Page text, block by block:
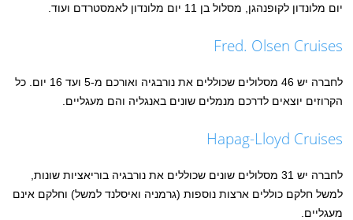
יום מלונדון לקופנהגן, מסלול בן 11 יום מלונדון לאמסטרדם ועוד.
Fred. Olsen Cruises
לחברה יש 46 מסלולים שכוללים את נורבגיה ואורכם מ-5 ועד 16 יום. כל
הקרוזים יוצאים לדרכם מנמלים שונים באנגליה והם מעגליים.
Hapag-Lloyd Cruises
לחברה יש 31 מסלולים שונים שכוללים את נורבגיה בוריאציות שונות,
למשל חלקם כוללים ארצות נוספות (גרמניה ואיסלנד למשל) וחלקם אינם
מעגליים.